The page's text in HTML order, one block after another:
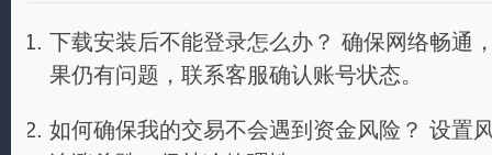
下载安装后不能登录怎么办？ 确保网络畅通
果仍有问题，联系客服确认账号状态。
如何确保我的交易不会遇到资金风险？ 设置